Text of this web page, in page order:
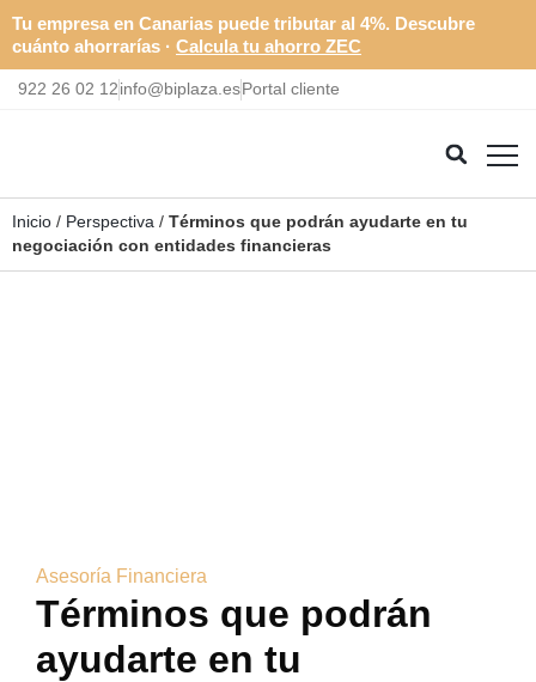
Tu empresa en Canarias puede tributar al 4%. Descubre
cuánto ahorrarías · Calcula tu ahorro ZEC
922 26 02 12info@biplaza.esPortal cliente
Inicio / Perspectiva / Términos que podrán ayudarte en tu
negociación con entidades financieras
Asesoría Financiera
Términos que podrán
ayudarte en tu